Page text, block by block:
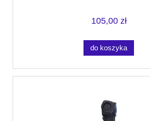
105,00 zł
do koszyka